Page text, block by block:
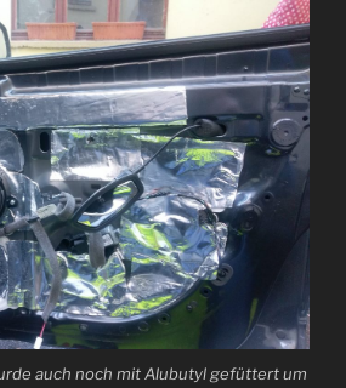
auch noch mit Alubutyl gefüttert um